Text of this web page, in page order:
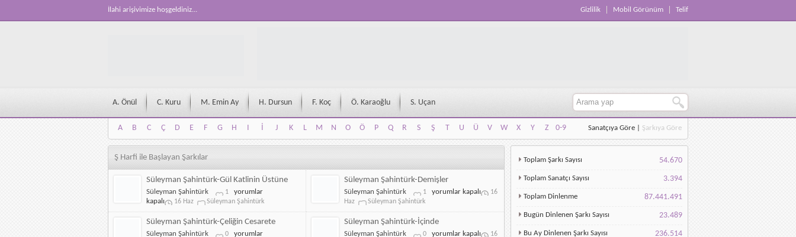
İlahi arişivimize hoşgeldiniz... Gizlilik Mobil Görünüm Telif
A. Önül C. Kuru M. Emin Ay H. Dursun F. Koç Ö. Karaoğlu S. Uçan
A B C Ç D E F G H I İ J K L M N O Ö P Q R S Ş T U Ü V W X Y Z
0-9
A
B C Ç D E F G H I İ J K L M N O Ö P Q R S Ş T U Ü V W X Y Z 0-9
Sanatçıya Göre Şarkıya Göre
Ş Harfi ile Başlayan Şarkılar
Süleyman Şahintürk-Gül Katlinin Üstüne
Süleyman Şahintürk 1
Süleyman
Şahintürk-
Gül
Katlinin
yorumlar
kapalı
16 Haz Süleyman Şahintürk
Süleyman Şahintürk-Demişler
Süleyman Şahintürk 1
Süleyman
Demişler
için
yorumlar kapalı
16
Haz
Süleyman Şahintürk
Süleyman Şahintürk-Çeliğin Cesarete
Süleyman Şahintürk 0
Süleyman
yorumlar
Süleyman Şahintürk-İçinde
Süleyman Şahintürk 0
Süleyman
yorumlar kapalı
16
Toplam Şarkı Sayısı 54.670
Toplam Sanatçı Sayısı 3.394
Toplam Dinlenme 87.441.491
Bugün Dinlenen Şarkı Sayısı 23.489
Bu Ay Dinlenen Şarkı Sayısı 236.514